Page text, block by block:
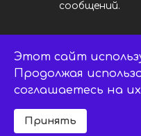
сообщений.
LED
ledsaratov.ru.
Этот сайт
Продолжая
соглашаетесь на
Принять